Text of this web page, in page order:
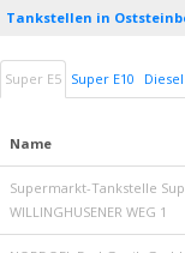
Tankstellen in
Super E5 Super E10 Diesel
Name
Supermarkt-Tankstelle
WILLINGHUSENER WEG 1